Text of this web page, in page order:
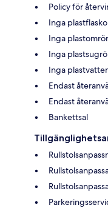
Policy för
Inga
Inga
Inga
Inga
Endast
Endast
Bankettsal